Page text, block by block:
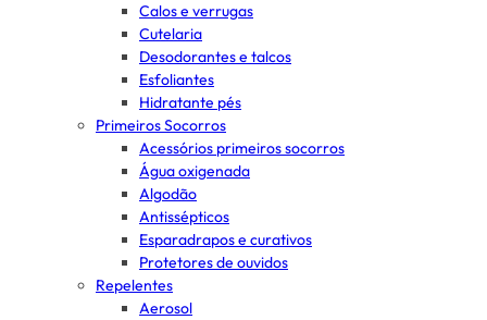
Calos e verrugas
Cutelaria
Desodorantes e talcos
Esfoliantes
Hidratante pés
Primeiros Socorros
Acessórios primeiros socorros
Água oxigenada
Algodão
Antissépticos
Esparadrapos e curativos
Protetores de ouvidos
Repelentes
Aerosol